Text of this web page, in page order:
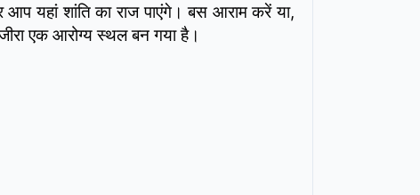
यहां शांति का राज पाएंगे। बस आराम करें या,
एक आरोग्य स्थल बन गया है।